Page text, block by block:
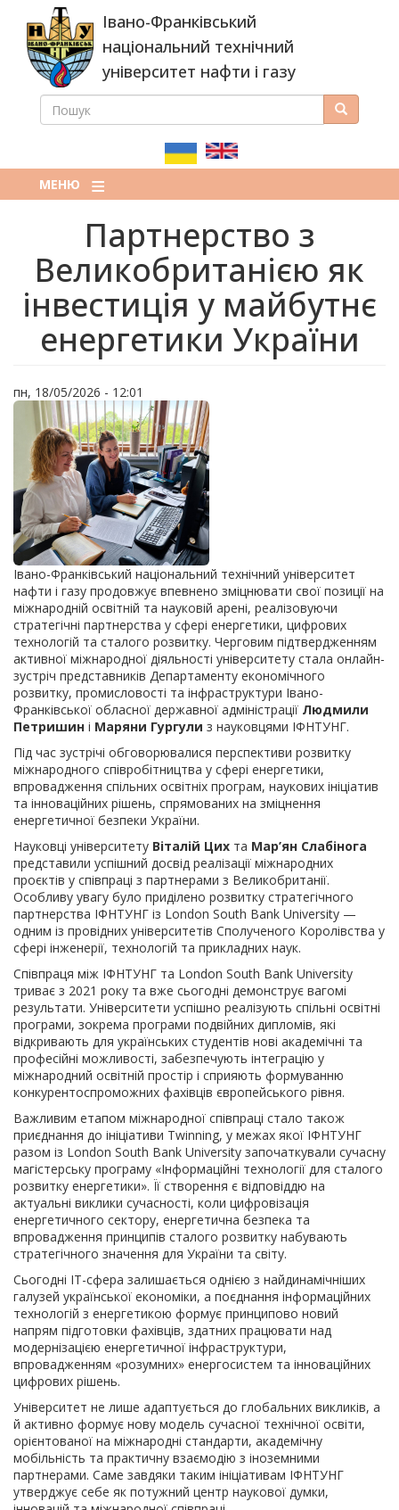
основного
вмісту
Івано-Франківський
національний технічний
університет нафти і газу
ПОШУКОВА
ПОШУК Пошук
МЕНЮ
Партнерство з
Великобританією як
інвестиція у майбутнє
енергетики України
пн, 18/05/2026 - 12:01
Івано-Франківський національний технічний університет
нафти і газу продовжує впевнено зміцнювати свої позиції на
міжнародній освітній та науковій арені, реалізовуючи
стратегічні партнерства у сфері енергетики, цифрових
технологій та сталого розвитку. Черговим підтвердженням
активної міжнародної діяльності університету стала онлайн-
зустріч представників Департаменту економічного
розвитку, промисловості та інфраструктури Івано-
Франківської обласної державної адміністрації Людмили
Петришин і Маряни Гургули з науковцями ІФНТУНГ.
Під час зустрічі обговорювалися перспективи розвитку
міжнародного співробітництва у сфері енергетики,
впровадження спільних освітніх програм, наукових ініціатив
та інноваційних рішень, спрямованих на зміцнення
енергетичної безпеки України.
Науковці університету Віталій Цих та Мар’ян Слабінога
представили успішний досвід реалізації міжнародних
проєктів у співпраці з партнерами з Великобританії.
Особливу увагу було приділено розвитку стратегічного
партнерства ІФНТУНГ із London South Bank University —
одним із провідних університетів Сполученого Королівства у
сфері інженерії, технологій та прикладних наук.
Співпраця між ІФНТУНГ та London South Bank University
триває з 2021 року та вже сьогодні демонструє вагомі
результати. Університети успішно реалізують спільні освітні
програми, зокрема програми подвійних дипломів, які
відкривають для українських студентів нові академічні та
професійні можливості, забезпечують інтеграцію у
міжнародний освітній простір і сприяють формуванню
конкурентоспроможних фахівців європейського рівня.
Важливим етапом міжнародної співпраці стало також
приєднання до ініціативи Twinning, у межах якої ІФНТУНГ
разом із London South Bank University започаткували сучасну
магістерську програму «Інформаційні технології для сталого
розвитку енергетики». Її створення є відповіддю на
актуальні виклики сучасності, коли цифровізація
енергетичного сектору, енергетична безпека та
впровадження принципів сталого розвитку набувають
стратегічного значення для України та світу.
Сьогодні ІТ-сфера залишається однією з найдинамічніших
галузей української економіки, а поєднання інформаційних
технологій з енергетикою формує принципово новий
напрям підготовки фахівців, здатних працювати над
модернізацією енергетичної інфраструктури,
впровадженням «розумних» енергосистем та інноваційних
цифрових рішень.
Університет не лише адаптується до глобальних викликів, а
й активно формує нову модель сучасної технічної освіти,
орієнтованої на міжнародні стандарти, академічну
мобільність та практичну взаємодію з іноземними
партнерами. Саме завдяки таким ініціативам ІФНТУНГ
утверджує себе як потужний центр наукової думки,